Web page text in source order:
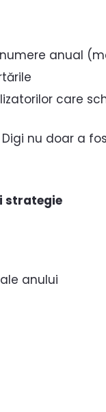
anual
care
nu doar a
strategie
anului